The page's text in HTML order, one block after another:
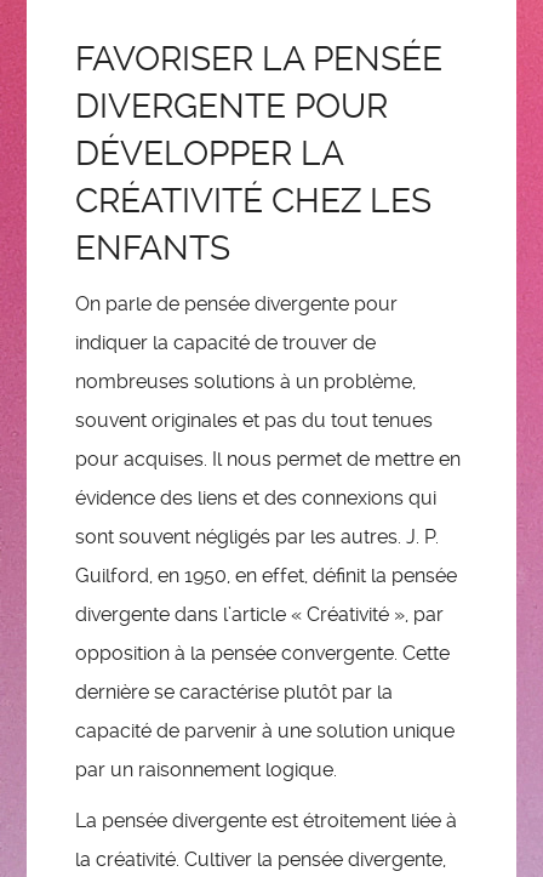
FAVORISER LA PENSÉE
DIVERGENTE POUR
DÉVELOPPER LA
CRÉATIVITÉ CHEZ LES
ENFANTS
On parle de pensée divergente pour
indiquer la capacité de trouver de
nombreuses solutions à un problème,
souvent originales et pas du tout tenues
pour acquises. Il nous permet de mettre en
évidence des liens et des connexions qui
sont souvent négligés par les autres. J. P.
Guilford, en 1950, en effet, définit la pensée
divergente dans l’article « Créativité », par
opposition à la pensée convergente. Cette
dernière se caractérise plutôt par la
capacité de parvenir à une solution unique
par un raisonnement logique.
La pensée divergente est étroitement liée à
la créativité. Cultiver la pensée divergente,